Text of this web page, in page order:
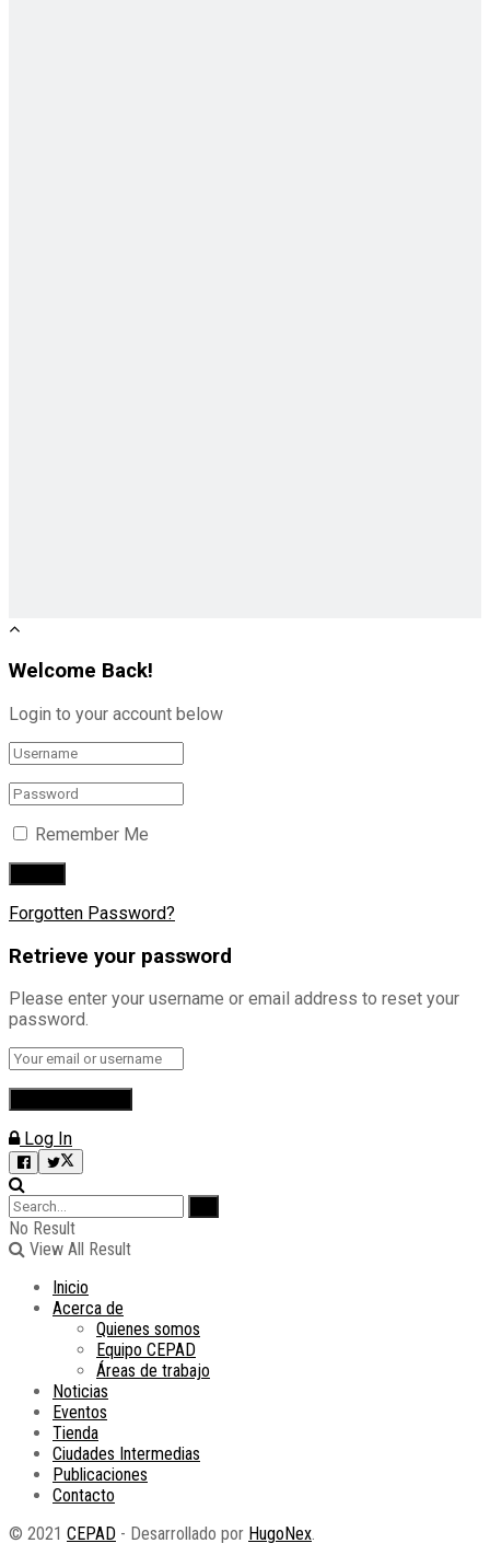
Welcome Back!
Login to your account below
Remember Me
Forgotten Password?
Retrieve your password
Please enter your username or email address to reset your
password.
Log In
No Result
View All Result
Inicio
Acerca de
Quienes somos
Equipo CEPAD
Áreas de trabajo
Noticias
Eventos
Tienda
Ciudades Intermedias
Publicaciones
Contacto
© 2021 CEPAD - Desarrollado por HugoNex